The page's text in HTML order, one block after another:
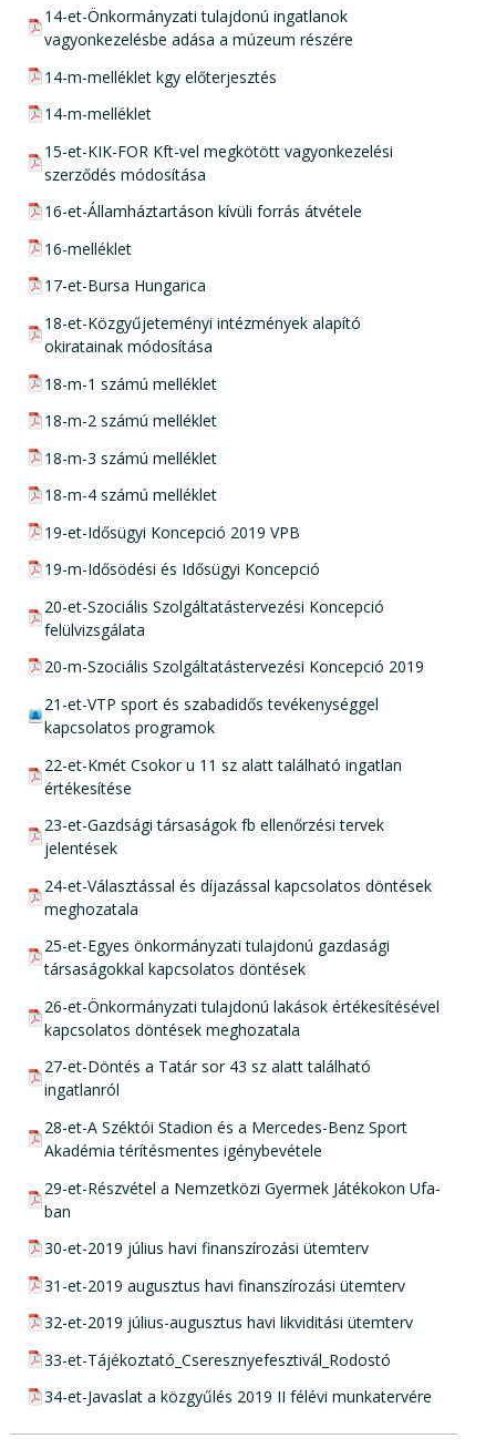
pdf csatolmány:
14-et-Önkormányzati tulajdonú ingatlanok
vagyonkezelésbe adása a múzeum részére
pdf csatolmány:
14-m-melléklet kgy előterjesztés
pdf csatolmány:
14-m-melléklet
pdf csatolmány:
15-et-KIK-FOR Kft-vel megkötött vagyonkezelési
szerződés módosítása
pdf csatolmány:
16-et-Államháztartáson kívüli forrás átvétele
pdf csatolmány:
16-melléklet
pdf csatolmány:
17-et-Bursa Hungarica
pdf csatolmány:
18-et-Közgyűjeteményi intézmények alapító
okiratainak módosítása
pdf csatolmány:
18-m-1 számú melléklet
pdf csatolmány:
18-m-2 számú melléklet
pdf csatolmány:
18-m-3 számú melléklet
pdf csatolmány:
18-m-4 számú melléklet
pdf csatolmány:
19-et-Idősügyi Koncepció 2019 VPB
pdf csatolmány:
19-m-Idősödési és Idősügyi Koncepció
pdf csatolmány:
20-et-Szociális Szolgáltatástervezési Koncepció
felülvizsgálata
pdf csatolmány:
20-m-Szociális Szolgáltatástervezési Koncepció 2019
zip csatolmány:
21-et-VTP sport és szabadidős tevékenységgel
kapcsolatos programok
pdf csatolmány:
22-et-Kmét Csokor u 11 sz alatt található ingatlan
értékesítése
pdf csatolmány:
23-et-Gazdsági társaságok fb ellenőrzési tervek
jelentések
pdf csatolmány:
24-et-Választással és díjazással kapcsolatos döntések
meghozatala
pdf csatolmány:
25-et-Egyes önkormányzati tulajdonú gazdasági
társaságokkal kapcsolatos döntések
pdf csatolmány:
26-et-Önkormányzati tulajdonú lakások értékesítésével
kapcsolatos döntések meghozatala
pdf csatolmány:
27-et-Döntés a Tatár sor 43 sz alatt található
ingatlanról
pdf csatolmány:
28-et-A Széktói Stadion és a Mercedes-Benz Sport
Akadémia térítésmentes igénybevétele
pdf csatolmány:
29-et-Részvétel a Nemzetközi Gyermek Játékokon Ufa-
ban
pdf csatolmány:
30-et-2019 július havi finanszírozási ütemterv
pdf csatolmány:
31-et-2019 augusztus havi finanszírozási ütemterv
pdf csatolmány:
32-et-2019 július-augusztus havi likviditási ütemterv
pdf csatolmány:
33-et-Tájékoztató_Cseresznyefesztivál_Rodostó
pdf csatolmány:
34-et-Javaslat a közgyűlés 2019 II félévi munkatervére